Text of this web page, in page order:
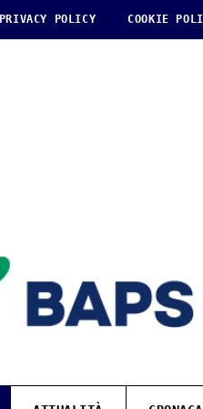
PRIVACY POLICY COOKIE